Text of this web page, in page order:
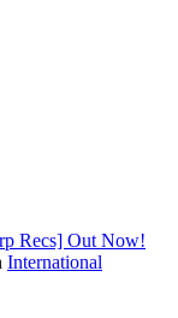
Recs] Out Now!
International